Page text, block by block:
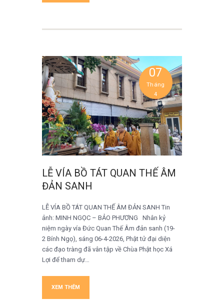
07
Tháng
4
LỄ VÍA BỒ TÁT QUAN THẾ ÂM
ĐẢN SANH
LỄ VÍA BỒ TÁT QUAN THẾ ÂM ĐẢN SANH Tin
ảnh: MINH NGỌC – BẢO PHƯƠNG Nhân kỷ
niệm ngày vía Đức Quan Thế Âm đản sanh (19-
2 Bính Ngọ), sáng 06-4-2026, Phật tử đại diện
các đạo tràng đã vân tập về Chùa Phật học Xá
Lợi để tham dự…
XEM THÊM